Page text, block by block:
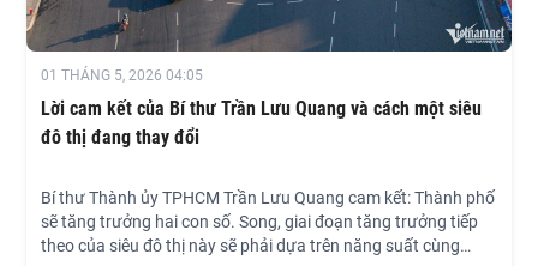
01 THÁNG 5, 2026 04:05
Lời cam kết của Bí thư Trần Lưu Quang và cách một siêu
đô thị đang thay đổi
Bí thư Thành ủy TPHCM Trần Lưu Quang cam kết: Thành phố
sẽ tăng trưởng hai con số. Song, giai đoạn tăng trưởng tiếp
theo của siêu đô thị này sẽ phải dựa trên năng suất cùng